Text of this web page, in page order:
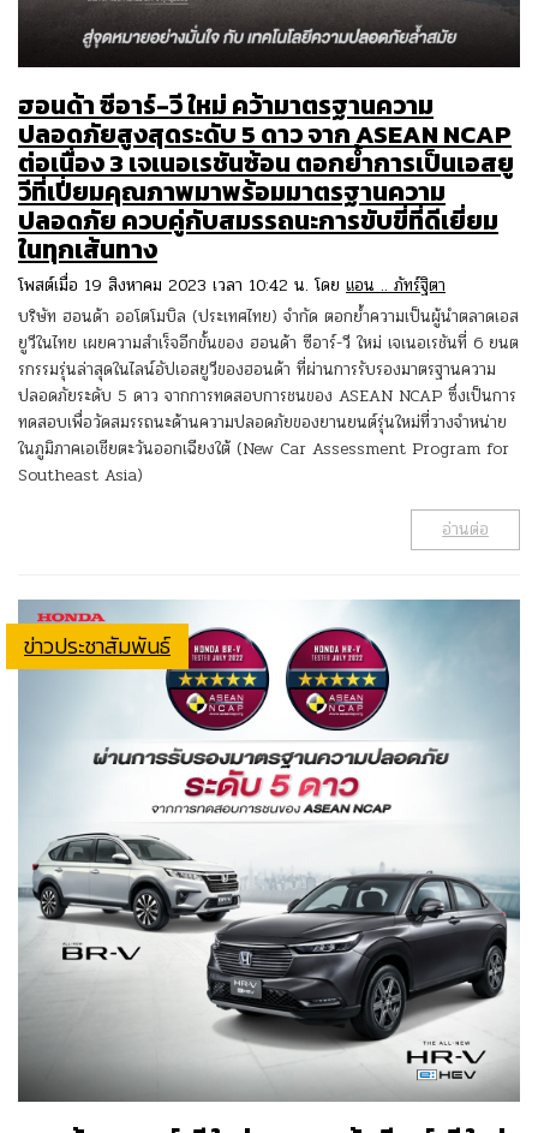
ฮอนด้า ซีอาร์-วี ใหม่ คว้ามาตรฐานความ
ปลอดภัยสูงสุดระดับ 5 ดาว จาก ASEAN NCAP
ต่อเนื่อง 3 เจเนอเรชันซ้อน ตอกย้ำการเป็นเอสยู
วีที่เปี่ยมคุณภาพมาพร้อมมาตรฐานความ
ปลอดภัย ควบคู่กับสมรรถนะการขับขี่ที่ดีเยี่ยม
ในทุกเส้นทาง
โพสต์เมื่อ 19 สิงหาคม 2023 เวลา 10:42 น. โดย แอน .. ภัทร์ฐิตา
บริษัท ฮอนด้า ออโตโมบิล (ประเทศไทย) จำกัด ตอกย้ำความเป็นผู้นำตลาดเอส
ยูวีในไทย เผยความสำเร็จอีกขั้นของ ฮอนด้า ซีอาร์-วี ใหม่ เจเนอเรชันที่ 6 ยนต
รกรรมรุ่นล่าสุดในไลน์อัปเอสยูวีของฮอนด้า ที่ผ่านการรับรองมาตรฐานความ
ปลอดภัยระดับ 5 ดาว จากการทดสอบการชนของ ASEAN NCAP ซึ่งเป็นการ
ทดสอบเพื่อวัดสมรรถนะด้านความปลอดภัยของยานยนต์รุ่นใหม่ที่วางจำหน่าย
ในภูมิภาคเอเชียตะวันออกเฉียงใต้ (New Car Assessment Program for
Southeast Asia)
อ่านต่อ
ข่าวประชาสัมพันธ์